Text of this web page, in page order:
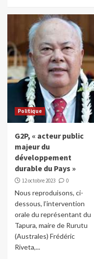
Politique
G2P, « acteur public
majeur du
développement
durable du Pays »
12 octobre 2023 0
Nous reproduisons, ci-
dessous, l’intervention
orale du représentant du
Tapura, maire de Rurutu
(Australes) Frédéric
Riveta,...